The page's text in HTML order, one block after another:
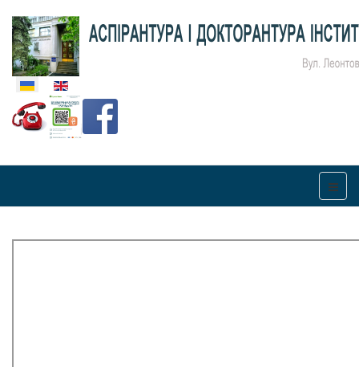
Оберіть свою мову